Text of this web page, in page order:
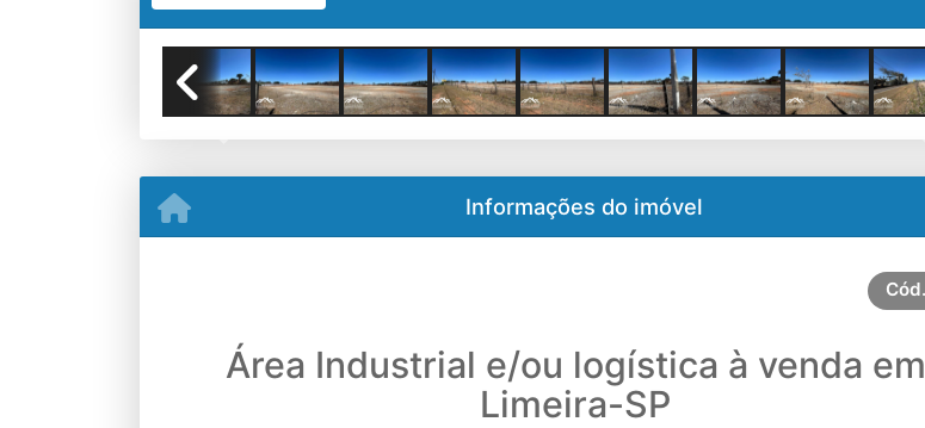
Informações do imóvel
Cód.
Área Industrial e/ou logística à venda em
Limeira-SP